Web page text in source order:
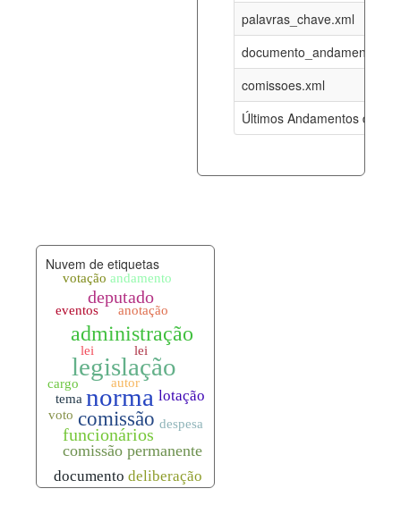
palavras_chave.xml
documento_andamento.xml
comissoes.xml
Últimos Andamentos de
06-08-
documento_andamento.xml 06-08-
palavras_chave.xml 06-08-
legislacao_norma_anotacoes.xml
Nuvem de etiquetas